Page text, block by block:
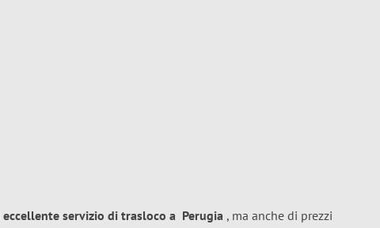
eccellente servizio di trasloco a Perugia , ma anche di prezzi